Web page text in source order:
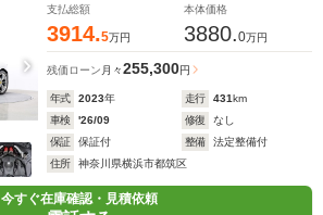
支払総額
3914.5万円
本体価格
3880.0万円
残価ローン 月々255,300円
年式 2023年 走行 431km
車検
'26/09 修復
なし
保証
保証付 整備
法定整備付
住所
神奈川県横浜市都筑区
今すぐ在庫確認・見積依頼